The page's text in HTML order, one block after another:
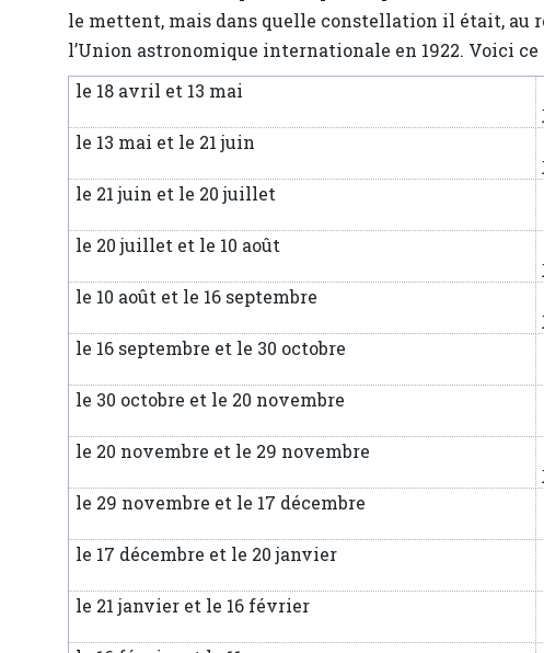
le mettent, mais dans quelle constellation il était, au
l’Union astronomique internationale en 1922. Voici ce
le 18 avril et 13 mai
le 13 mai et le 21 juin
le 21 juin et le 20 juillet
le 20 juillet et le 10 août
le 10 août et le 16 septembre
le 16 septembre et le 30 octobre
le 30 octobre et le 20 novembre
le 20 novembre et le 29 novembre
le 29 novembre et le 17 décembre
le 17 décembre et le 20 janvier
le 21 janvier et le 16 février